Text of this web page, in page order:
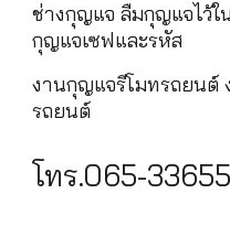
ช่างกุญแจ ลืมกุญแจไว้ใ
กุญแจเซฟและรหัส
งานกุญแจรีโมทรถยนต์
รถยนต์
โทร.065-